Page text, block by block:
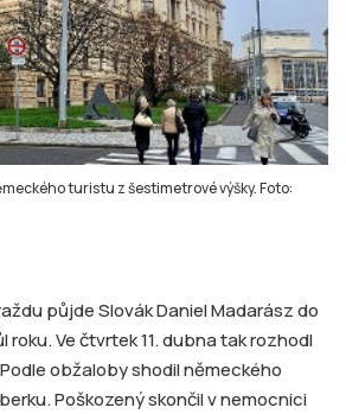
turistu z šestimetrové výšky. Foto:
půjde Slovák Daniel Madarász do
roku. Ve čtvrtek 11. dubna tak rozhodl
obžaloby shodil německého
Poškozený skončil v nemocnici